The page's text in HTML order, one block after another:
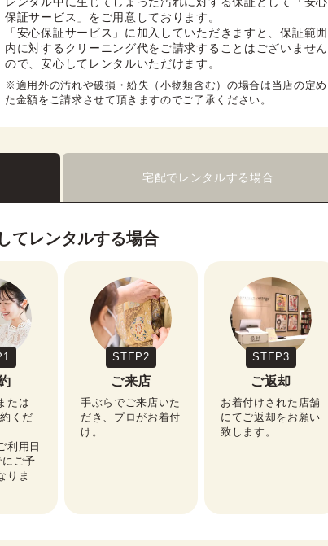
保証サービス」をご用意しております。
「安心保証サービス」に加入していただきますと、保証範囲
内に対するクリーニング代をご請求することはございません
ので、安心してレンタルいただけます。
※適用外の汚れや破損・紛失（小物類含む）の場合は当店の定め
た金額をご請求させて頂きますのでご了承ください。
宅配でレンタルする場合
してレンタルする場合
たは
くだ
利用日
ご予
りま
STEP2
ご来店
手ぶらでご来店いた
だき、プロがお着付
け。
STEP3
ご返却
お着付けされた店舗
にてご返却をお願い
致します。